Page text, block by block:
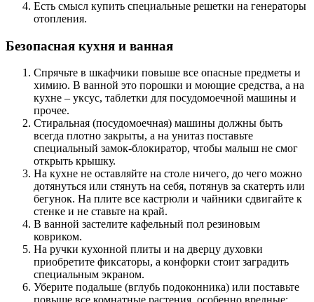
Есть смысл купить специальные решетки на генераторы
отопления.
Безопасная кухня и ванная
Спрячьте в шкафчики повыше все опасные предметы и
химию. В ванной это порошки и моющие средства, а на
кухне – уксус, таблетки для посудомоечной машины и
прочее.
Стиральная (посудомоечная) машины должны быть
всегда плотно закрыты, а на унитаз поставьте
специальный замок-блокиратор, чтобы малыш не смог
открыть крышку.
На кухне не оставляйте на столе ничего, до чего можно
дотянуться или стянуть на себя, потянув за скатерть или
бегунок. На плите все кастрюли и чайники сдвигайте к
стенке и не ставьте на край.
В ванной застелите кафельный пол резиновым
ковриком.
На ручки кухонной плиты и на дверцу духовки
приобретите фиксаторы, а конфорки стоит заградить
специальным экраном.
Уберите подальше (вглубь подоконника) или поставьте